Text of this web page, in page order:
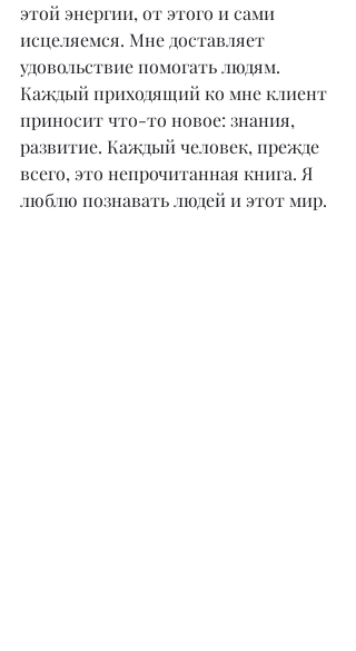
этой энергии, от этого и сами
исцеляемся. Мне доставляет
удовольствие помогать людям.
Каждый приходящий ко мне клиент
приносит что-то новое: знания,
развитие. Каждый человек, прежде
всего, это непрочитанная книга. Я
люблю познавать людей и этот мир.